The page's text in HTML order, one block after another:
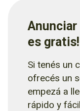
Anunciar
es gratis!
Si tenés un
ofrecés un
empezá a
rápido y